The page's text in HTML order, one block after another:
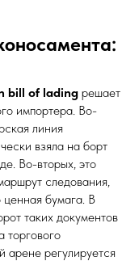
bill of lading решает
импортера. Во-
линия
взяла на борт
Во-вторых, это
следования,
ценная бумага. В
таких документов
торгового
регулируется